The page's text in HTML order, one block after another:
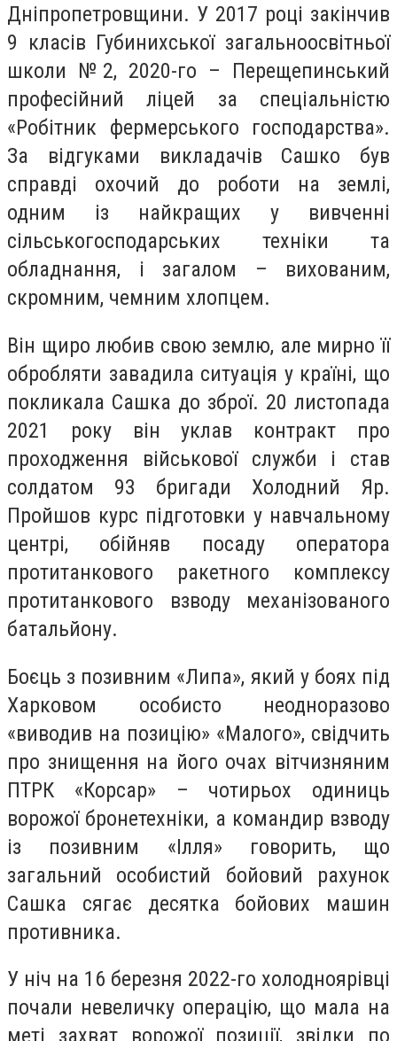
Дніпропетровщини. У 2017 році закінчив
9 класів Губинихської загальноосвітньої
школи №2, 2020-го – Перещепинський
професійний ліцей за спеціальністю
«Робітник фермерського господарства».
За відгуками викладачів Сашко був
справді охочий до роботи на землі,
одним із найкращих у вивченні
сільськогосподарських техніки та
обладнання, і загалом – вихованим,
скромним, чемним хлопцем.
Він щиро любив свою землю, але мирно її
обробляти завадила ситуація у країні, що
покликала Сашка до зброї. 20 листопада
2021 року він уклав контракт про
проходження військової служби і став
солдатом 93 бригади Холодний Яр.
Пройшов курс підготовки у навчальному
центрі, обійняв посаду оператора
протитанкового ракетного комплексу
протитанкового взводу механізованого
батальйону.
Боєць з позивним «Липа», який у боях під
Харковом особисто неодноразово
«виводив на позицію» «Малого», свідчить
про знищення на його очах вітчизняним
ПТРК «Корсар» – чотирьох одиниць
ворожої бронетехніки, а командир взводу
із позивним «Ілля» говорить, що
загальний особистий бойовий рахунок
Сашка сягає десятка бойових машин
противника.
У ніч на 16 березня 2022-го холодноярівці
почали невеличку операцію, що мала на
меті захват ворожої позиції, звідки по